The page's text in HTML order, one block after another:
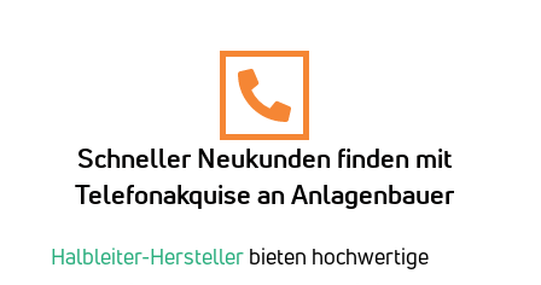
Schneller Neukunden finden mit
Telefonakquise an Anlagenbauer
Halbleiter-Hersteller bieten hochwertige